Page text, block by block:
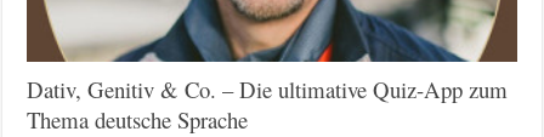
Dativ, Genitiv & Co. – Die ultimative Quiz-App zum
Thema deutsche Sprache